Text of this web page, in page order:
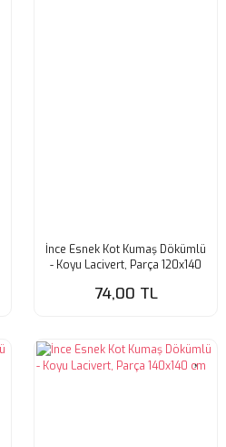
İnce Esnek Kot Kumaş Dökümlü
- Koyu Lacivert, Parça 120x140
74,00 TL